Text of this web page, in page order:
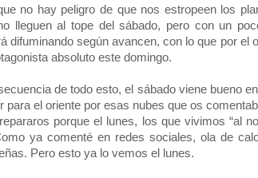
no hay peligro de que nos estropeen los
lleguen al tope del sábado, pero con un
difuminando según avancen, con lo que por el
absoluto este domingo.
de todo esto, el sábado viene bueno
para el oriente por esas nubes que os
porque el lunes, los que vivimos “al
ya comenté en redes sociales, ola de
Pero esto ya lo vemos el lunes.